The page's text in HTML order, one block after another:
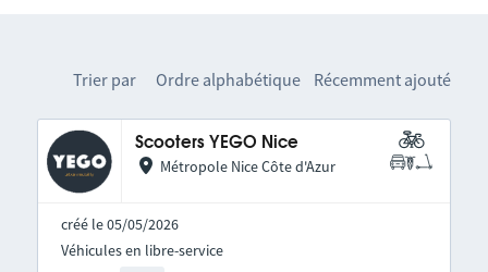
Trier par Ordre alphabétique Récemment ajouté
Scooters YEGO Nice
Métropole Nice Côte d'Azur
créé le 05/05/2026
Véhicules en libre-service